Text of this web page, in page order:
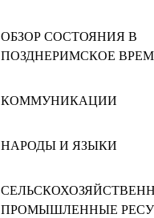
ОБЗОР СОСТОЯНИЯ В
ПОЗДНЕРИМСКОЕ
КОММУНИКАЦИИ
НАРОДЫ И ЯЗЫКИ
ПРОМЫШЛЕННЫЕ